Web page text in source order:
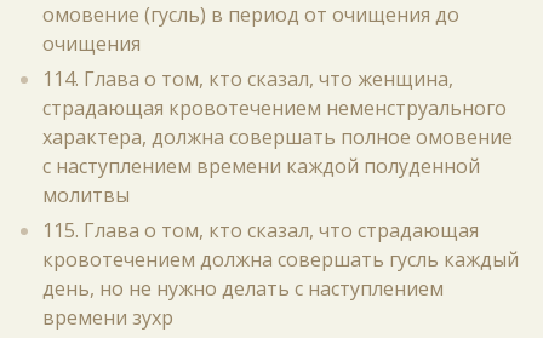
омовение (гусль) в период от очищения до
очищения
114. Глава о том, кто сказал, что женщина,
страдающая кровотечением неменструального
характера, должна совершать полное омовение
с наступлением времени каждой полуденной
молитвы
115. Глава о том, кто сказал, что страдающая
кровотечением должна совершать гусль каждый
день, но не нужно делать с наступлением
времени зухр